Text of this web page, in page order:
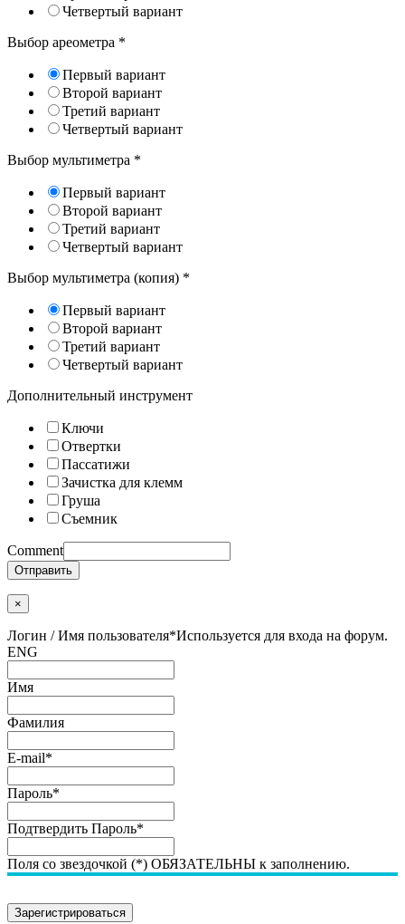
Четвертый вариант
Выбор ареометра *
Первый вариант
Второй вариант
Третий вариант
Четвертый вариант
Выбор мультиметра *
Первый вариант
Второй вариант
Третий вариант
Четвертый вариант
Выбор мультиметра (копия) *
Первый вариант
Второй вариант
Третий вариант
Четвертый вариант
Дополнительный инструмент
Ключи
Отвертки
Пассатижи
Зачистка для клемм
Груша
Съемник
Comment
Отправить
×
Логин / Имя пользователя*Используется для входа на форум.
ENG
Имя
Фамилия
E-mail*
Пароль*
Подтвердить Пароль*
Поля со звездочкой (*) ОБЯЗАТЕЛЬНЫ к заполнению.